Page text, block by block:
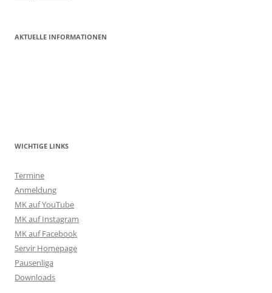
AKTUELLE INFORMATIONEN
WICHTIGE LINKS
Termine
Anmeldung
MK auf YouTube
MK auf Instagram
MK auf Facebook
Servir Homepage
Pausenliga
Downloads